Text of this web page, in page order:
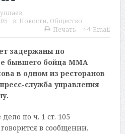
в: Новости, Общество
Печать
Email
задержаны по
бывшего бойца ММА
в одном из ресторанов
служба управления
по ч. 1 ст. 105
в сообщении.